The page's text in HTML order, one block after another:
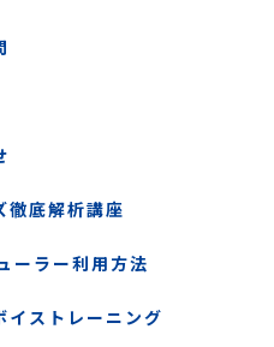
徹底解析講座
ーラー利用方法
イストレーニング